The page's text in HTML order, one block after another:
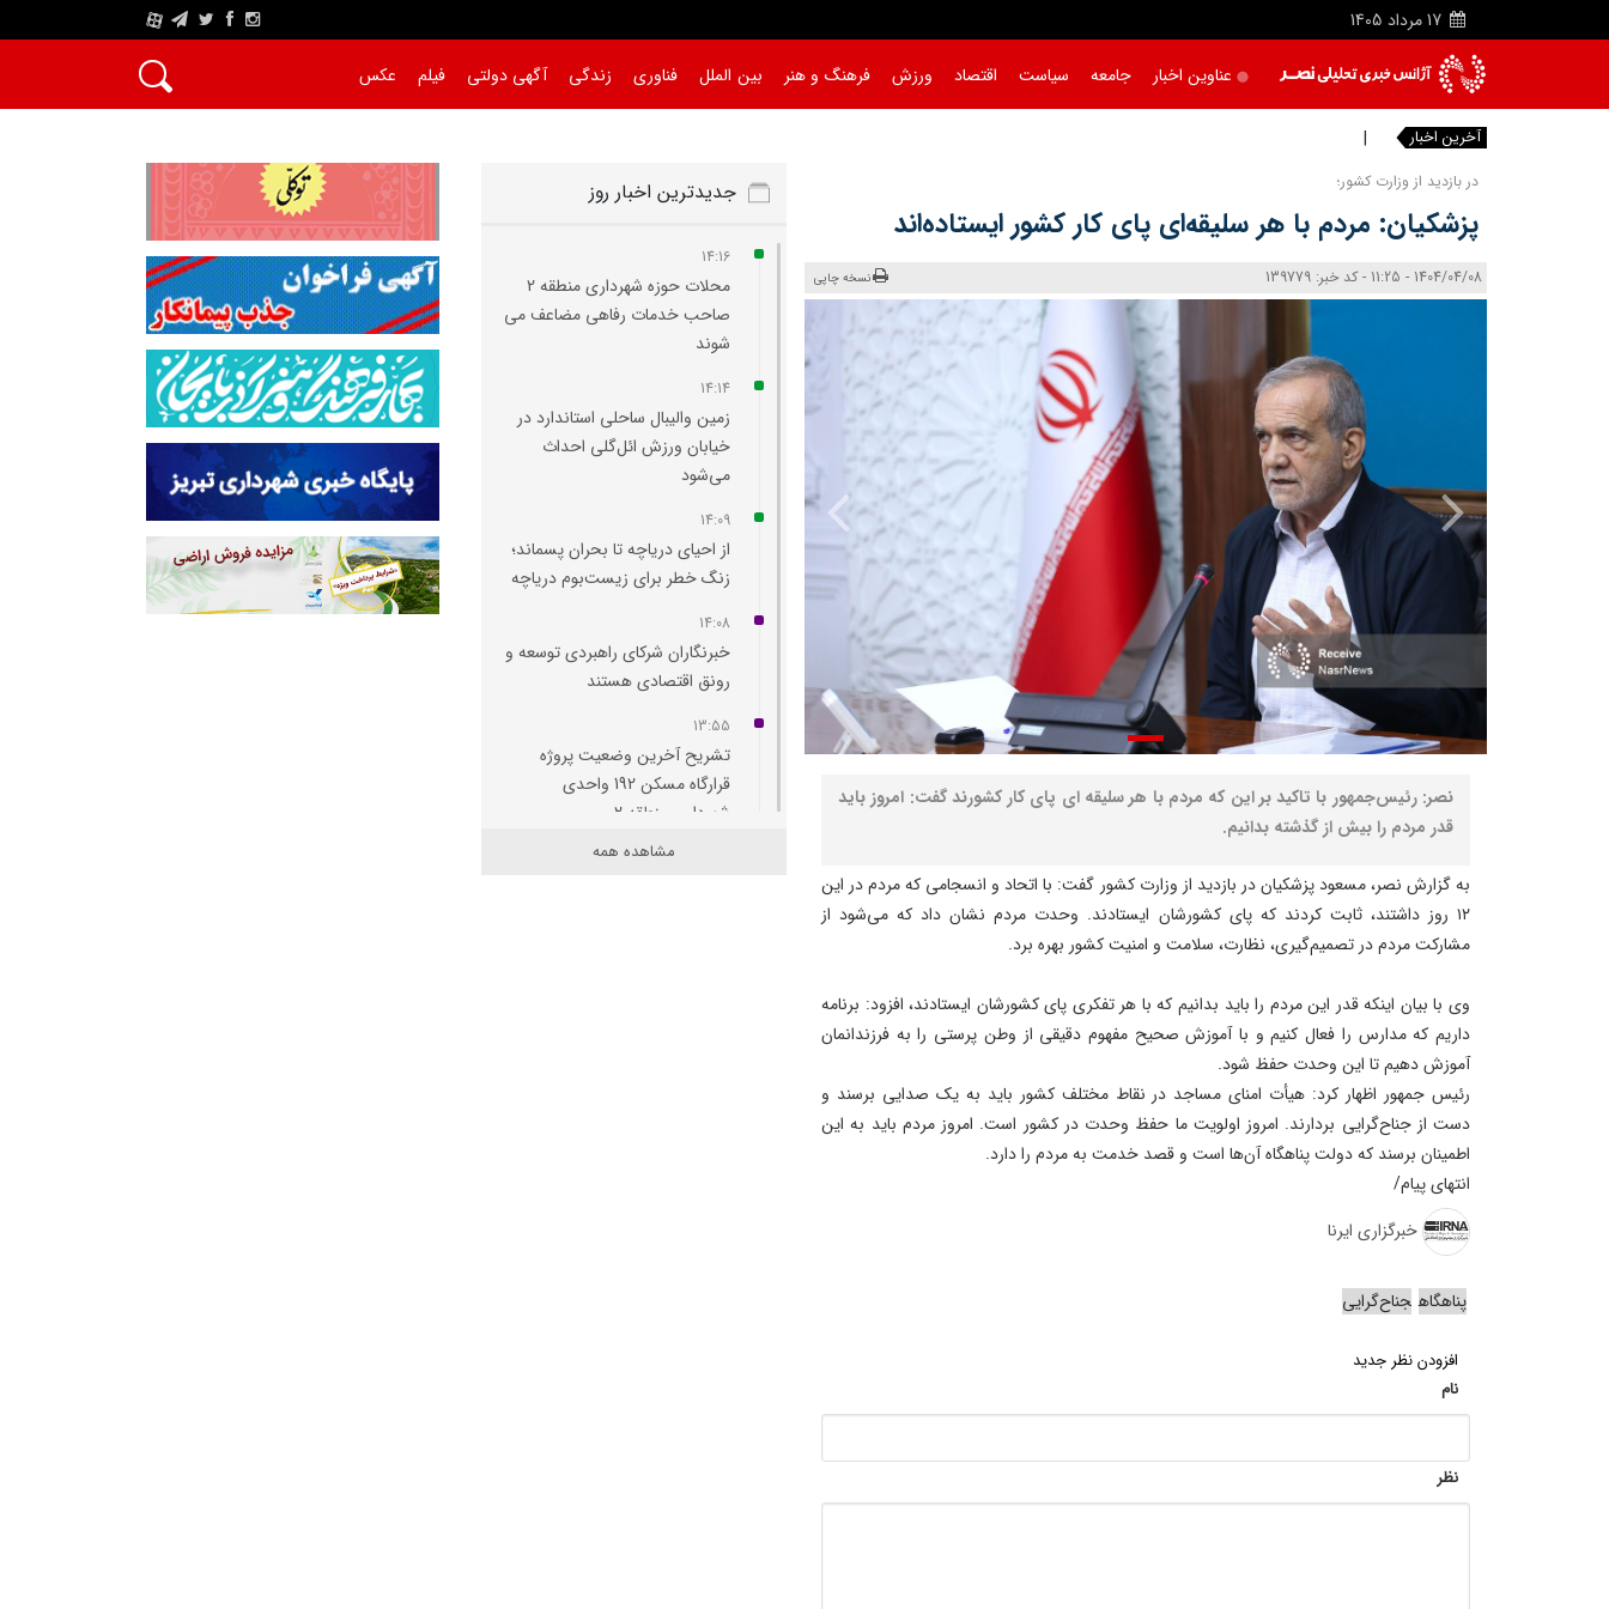
17 مرداد 1405
A
عناوین اخبار جامعه سیاست اقتصاد ورزش فرهنگ و هنر بین الملل فناوری زندگی آگهی دولتی فیلم عکس
آخرین اخبار محلات
در بازدید از وزارت کشور؛
پزشکیان: مردم با هر سلیقه‌ای پای کار کشور ایستاده‌اند
1404/04/08 - 11:25 - کد خبر: 139779 نسخه چاپی
نصر: رئیس‌جمهور با تاکید بر این که مردم با هر سلیقه ای پای کار کشورند گفت: امروز باید
قدر مردم را بیش از گذشته بدانیم.
به گزارش نصر، مسعود پزشکیان در بازدید از وزارت کشور گفت: با اتحاد و انسجامی که مردم در این
۱۲ روز داشتند، ثابت کردند که پای کشورشان ایستادند. ️وحدت مردم نشان داد که می‌شود از
مشارکت مردم در تصمیم‌گیری، نظارت، سلامت و امنیت کشور بهره برد.
و️ی با بیان اینکه قدر این مردم را باید بدانیم که با هر تفکری پای کشورشان ایستادند، افزود: ️برنامه
داریم که مدارس را فعال کنیم و با آموزش صحیح مفهوم دقیقی از وطن‌ پرستی را به فرزندانمان
آموزش دهیم تا این وحدت حفظ شود.
ر️ئیس جمهور اظهار کرد: هیأت امنای مساجد در نقاط مختلف کشور باید به یک‌ صدایی برسند و
دست از جناح‌گرایی‌ بردارند. امروز اولویت ما حفظ وحدت در کشور است. ️امروز مردم باید به این
اطمینان برسند که دولت پناهگاه آن‌ها است و قصد خدمت به مردم را دارد.
انتهای پیام/
خبرگزاری ایرنا
پناهگاه جناح‌گرایی‌
افزودن نظر جدید
نام
نظر
جدیدترین اخبار روز
14:16
محلات حوزه شهرداری منطقه 2
صاحب خدمات رفاهی مضاعف می‌
شوند
14:14
زمین والیبال ساحلی استاندارد در
خیابان ورزش ائل‌گلی احداث
می‌شود
14:09
از احیای دریاچه تا بحران پسماند؛
زنگ خطر برای زیست‌بوم دریاچه
14:08
خبرنگاران شرکای راهبردی توسعه و
رونق اقتصادی هستند
13:55
تشریح آخرین وضعیت پروژه
قرارگاه مسکن 192 واحدی
شهرداری منطقه 2
مشاهده همه